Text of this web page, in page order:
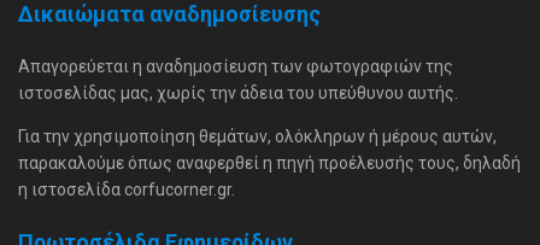
Δικαιώματα αναδημοσίευσης
Απαγορεύεται η αναδημοσίευση των φωτογραφιών της
ιστοσελίδας μας, χωρίς την άδεια του υπεύθυνου αυτής.
Για την χρησιμοποίηση θεμάτων, ολόκληρων ή μέρους αυτών,
παρακαλούμε όπως αναφερθεί η πηγή προέλευσής τους, δηλαδή
η ιστοσελίδα corfucorner.gr.